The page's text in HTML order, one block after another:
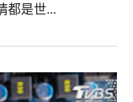
都是世...